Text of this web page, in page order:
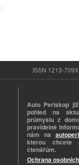
ISSN 1213-
Auto Periskop
pohled na
průmyslu z
pravidelně
nám na
kterou chcete
čtenářům.
Ochrana